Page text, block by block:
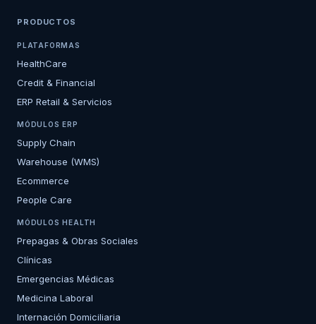
PRODUCTOS
PLATAFORMAS
HealthCare
Credit & Financial
ERP Retail & Servicios
MÓDULOS ERP
Supply Chain
Warehouse (WMS)
Ecommerce
People Care
MÓDULOS HEALTH
Prepagas & Obras Sociales
Clínicas
Emergencias Médicas
Medicina Laboral
Internación Domiciliaria